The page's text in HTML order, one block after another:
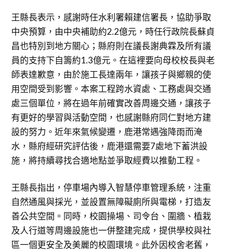
王縣長表示，感謝時任水利署賴建信署長，協助爭取
中央預算，由中央補助約2.2億元，時任行政院長蘇貞
昌也特別到地方關心；縣府則在議長謝典霖及所有議
員的支持下自籌約1.3億元。在這裡要向母校校長與老
師表達歉意，由於施工長達兩年，讓孩子與鄉親的使
用空間受到影響。本案工程跨水資處、工務處與交通
處三個單位，將在過年前確實改善周邊交通，讓孩子
有更好的學習與活動空間，也感謝縣府同仁對地方建
設的努力。近年來氣候變遷，鹿港常遇強降雨而淹
水，縣府經研究評估後，鹿港還需要7處地下蓄洪設
施，將持續尋找合適地點並爭取經費以推動工程。
王縣長指出，停車場內導入智慧停車管理系統，注重
自然通風與採光，並設置無障礙廁所與電梯，打造友
善公共空間。同時，校園操場、司令台、圍牆、植栽
及人行道等周邊設施也一併整建完成，提供學校與社
區一個更安全及美麗的校園環境。此外因校舍老舊，